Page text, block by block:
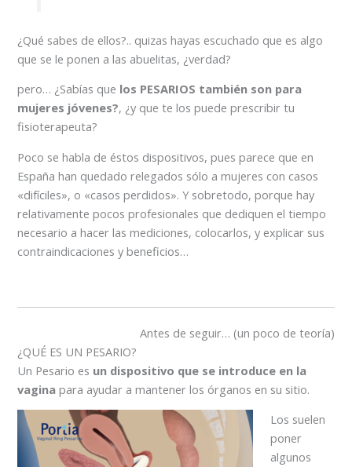
¿Qué sabes de ellos?.. quizas hayas escuchado que es algo
que se le ponen a las abuelitas, ¿verdad?
pero… ¿Sabías que los PESARIOS también son para
mujeres jóvenes?, ¿y que te los puede prescribir tu
fisioterapeuta?
Poco se habla de éstos dispositivos, pues parece que en
España han quedado relegados sólo a mujeres con casos
«difíciles», o «casos perdidos». Y sobretodo, porque hay
relativamente pocos profesionales que dediquen el tiempo
necesario a hacer las mediciones, colocarlos, y explicar sus
contraindicaciones y beneficios…
Antes de seguir… (un poco de teoría)
¿QUÉ ES UN PESARIO?
Un Pesario es un dispositivo que se introduce en la
vagina para ayudar a mantener los órganos en su sitio.
Los suelen
poner
algunos